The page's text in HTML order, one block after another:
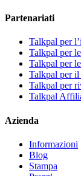
Partenariati
Talkpal per
Talkpal per
Talkpal per
Talkpal per
Talkpal per
Talkpal
Azienda
Informazioni
Blog
Stampa